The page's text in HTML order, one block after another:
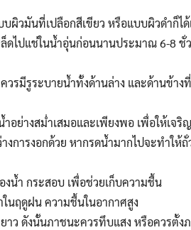
ผิวมันที่เปลือกสีเขียว หรือแบบผิวดำก็ไ
ดไปแช่ในน้ำอุ่นก่อนนานประมาณ 6-8 ชั่ว
รมีรูระบายน้ำทั้งด้านล่าง และด้านข้า
อย่างสม่ำเสมอและเพียงพอ เพื่อให้เจ
การงอกด้วย หากรดน้ำมากไปจะทำให้
งน้ำ กระสอบ เพื่อช่วยเก็บความชื้น
นฤดูฝน ความชื้นในอากาศสูง
าว ดังนั้นภาชนะควรทึบแสง หรือควรตั้ง